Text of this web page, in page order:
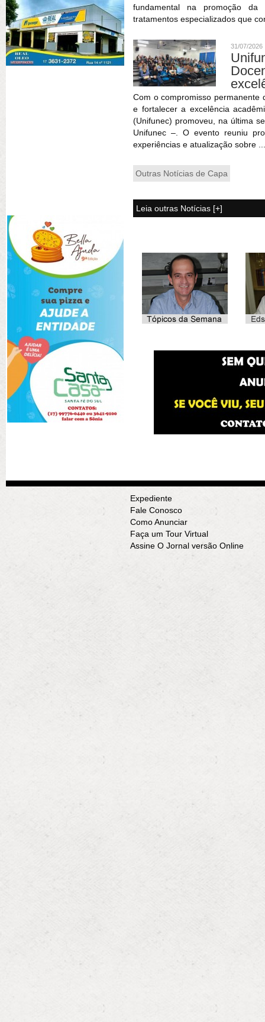
fundamental na promoção da
tratamentos especializados que
31/07/2026
Com o compromisso permanente
e fortalecer a excelência
(Unifunec) promoveu, na última
Unifunec –. O evento reuniu
experiências e atualização sobre
Outras Notícias de Capa
Leia outras Notícias [+]
Expediente
Fale Conosco
Como Anunciar
Faça um Tour Virtual
Assine O Jornal versão Online